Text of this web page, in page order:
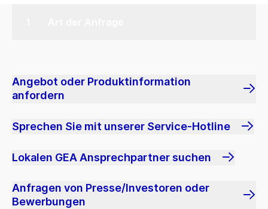
Angebot oder Produktinformation
anfordern
Sprechen Sie mit unserer Service-Hotline
Lokalen GEA Ansprechpartner suchen
Anfragen von Presse/Investoren oder
Bewerbungen